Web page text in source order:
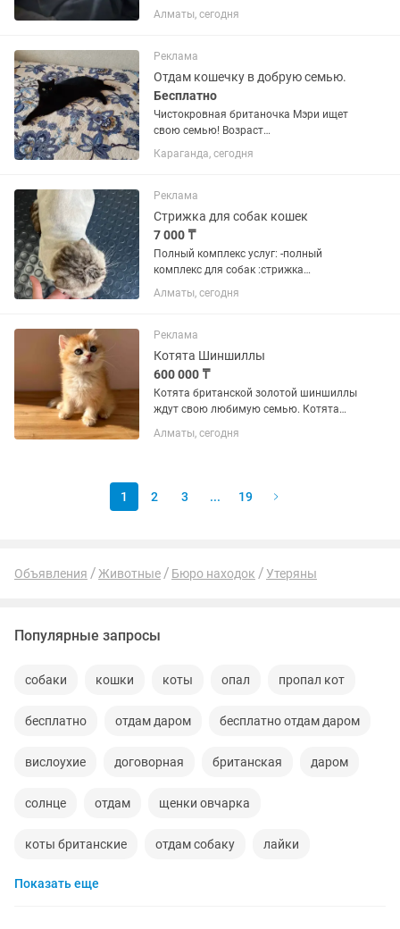
взрослая кошечка — 2 года. Все котята
и кошечки ждут любящих хозяев. Если
заботу —...
Алматы, сегодня
Реклама
Отдам кошечку в добрую семью.
Бесплатно
Чистокровная британочка Мэри ищет
свою семью! Возраст
1год.Стерилизована.Очень
чистоплотная ,спокойная
наполнителем(сверху сетка).К еде не
прихотлива.Ласковая...
Караганда, сегодня
Реклама
Стрижка для собак кошек
7 000 ₸
Полный комплекс услуг: -полный
комплекс для собак :стрижка
когтей,чистка ушей, гигиеническая
стрижка(лапок,паха,попы),купание,
линька для вашей кошечки: стрижка...
Алматы, сегодня
Реклама
Котята Шиншиллы
600 000 ₸
Котята британской золотой шиншиллы
ждут свою любимую семью. Котята
полноценные члены семьи. Родители
Алматы, сегодня
1 2 3 ... 19
Объявления Животные Бюро находок Утеряны
Популярные запросы
собаки кошки коты опал пропал кот
бесплатно отдам даром бесплатно отдам даром
вислоухие договорная британская даром
солнце отдам щенки овчарка
коты британские отдам собаку лайки
котейка
Показать еще